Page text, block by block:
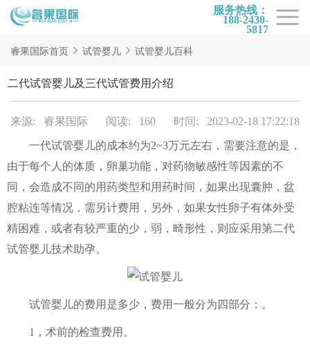
服务热线：
188-2430-
5817
首页
试管项目
试管百科
试管医院
睿果国际
睿果国际首页 试管婴儿 试管婴儿百科
二代试管婴儿及三代试管费用介绍
来源: 睿果国际 阅读: 160 时间: 2023-02-18 17:22:18
一代试管婴儿的成本约为2~3万元左右，需要注意的是，
由于每个人的体质，卵巢功能，对药物敏感性等因素的不
同，会造成不同的用药类型和用药时间，如果出现囊肿，盆
腔粘连等情况，需另计费用，另外，如果女性卵子有体外受
精困难，或者有较严重的少，弱，畸形性，则应采用第二代
试管婴儿技术助孕。
试管婴儿的费用是多少，费用一般分为四部分：。
1，术前的检查费用。